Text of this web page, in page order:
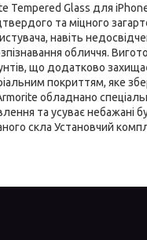
Tempered Glass для
та міцного
навіть
обличчя.
що додатково
покриттям, яке
обладнано
та усуває небажані
скла Установчий